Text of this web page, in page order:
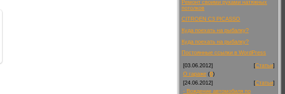
Ремонт своими руками натяжных
потолков
CITROEN C3 PICASSO
Куда поехать на рыбалку?
Куда поехать на рыбалку?
Постоянные ссылки в WordPress
[03.06.2012] [Статьи]
О гараже (0)
[24.06.2012]
[Статьи]
- Вождение автомобиля по